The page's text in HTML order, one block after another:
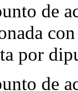
de
por
de